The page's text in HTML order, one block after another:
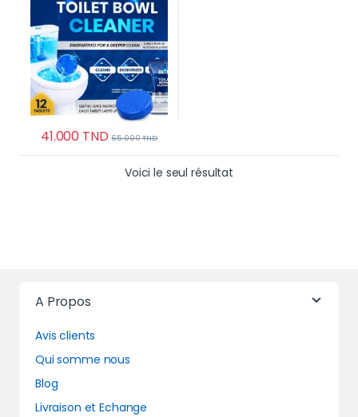
41.000 TND 65.000TND
Voici le seul résultat
A Propos
Avis clients
Qui somme nous
Blog
Livraison et Echange